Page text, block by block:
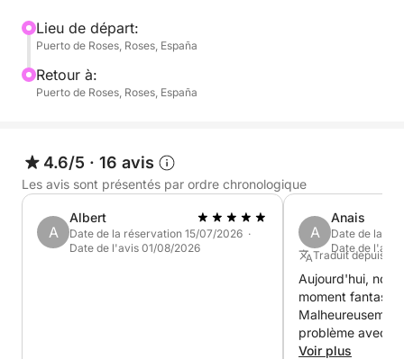
Lieu de départ:
Puerto de Roses, Roses, España
Retour à:
Puerto de Roses, Roses, España
4.6/5 · 16 avis
Les avis sont présentés par ordre chronologique
A
Albert
Date de la réservation 15/07/2026 ·
Date de l'avis 01/08/2026
A
Anais
Date de la
Date de l'avis
Traduit depuis :
Aujourd'hui,
moment
problème avec
propriétaire s'est
Voir plus